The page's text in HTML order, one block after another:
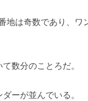
地は奇数であり、
数分のことろだ。
ーが並んでいる。